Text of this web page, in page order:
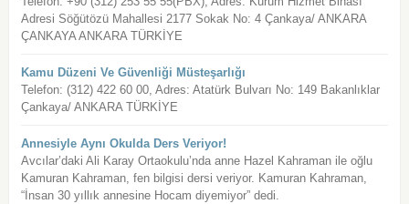
Adresi Söğütözü Mahallesi 2177 Sokak No: 4 Çankaya/ ANKARA
ÇANKAYA ANKARA TÜRKİYE
Kamu Düzeni Ve Güvenliği Müsteşarlığı
Telefon: (312) 422 60 00, Adres: Atatürk Bulvarı No: 149 Bakanlıklar
Çankaya/ ANKARA TÜRKİYE
Annesiyle Aynı Okulda Ders Veriyor!
Avcılar’daki Ali Karay Ortaokulu’nda anne Hazel Kahraman ile oğlu
Kamuran Kahraman, fen bilgisi dersi veriyor. Kamuran Kahraman,
“İnsan 30 yıllık annesine Hocam diyemiyor” dedi.